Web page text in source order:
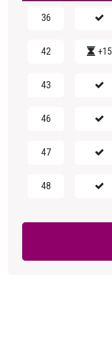
36
42 +15
43
46
47
48